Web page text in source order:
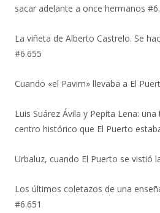
sacar adelante a once hermanos
La viñeta de Alberto Castrelo. Se
#6.655
Cuando «el Pavirri» llevaba a El
Luis Suárez Ávila y Pepita Lena:
centro histórico que El Puerto
Urbaluz, cuando El Puerto se vistió
Los últimos coletazos de una
#6.651